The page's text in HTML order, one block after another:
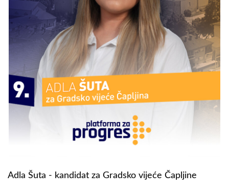
Adla Šuta - kandidat za Gradsko vijeće Čapljine